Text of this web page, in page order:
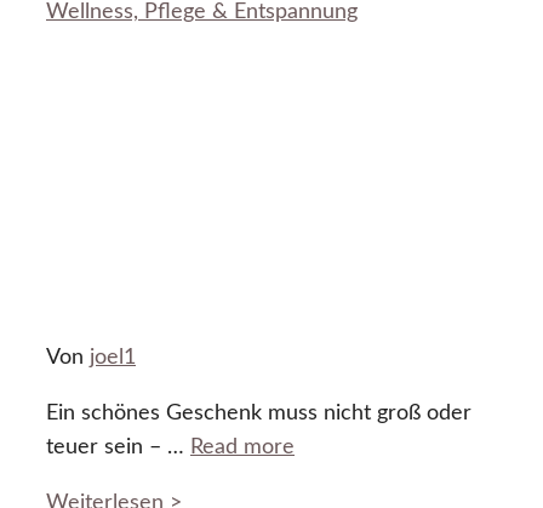
Wellness, Pflege & Entspannung
Von joel1
Ein schönes Geschenk muss nicht groß oder
teuer sein – … Read more
Weiterlesen >